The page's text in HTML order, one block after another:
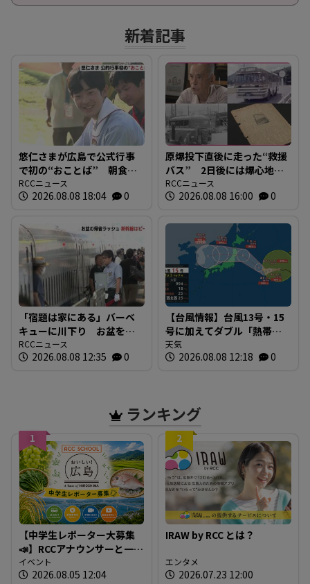
新着記事
悠仁さまが広島で公式行事
で初の“おことば” 朝食作
りや丸太切りも 福山市で
は博物館を視察
RCCニュース
2026.08.08 18:04 0
原爆投下直後に走った“救援
バス” 2日後には爆心地至
近に路線バスも 戦時下か
ら復興まで支えた“バスの歴
RCCニュース
2026.08.08 16:00 0
「宿題は家にある」バーベ
キューに川下り お盆をふ
るさとで 帰省ラッシュピ
ークで新幹線の下りはほぼ
RCCニュース
2026.08.08 12:35 0
【台風情報】台風13号・15
号に加えてダブル「熱帯低
気圧」発生へ 15号はお盆
に日本直撃か ※18日まで
天気
2026.08.08 12:18 0
ランキング
1
【中学生レポーター大募集
📣】RCCアナウンサーと一緒
に「広島の食」の現場を取
材しよう！
イベント
2026.08.05 12:04
2
IRAW by RCC とは？
エンタメ
2026.07.23 12:00